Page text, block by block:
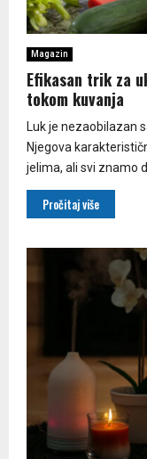
Magazin
Efikasan trik za
tokom kuvanja
Luk je nezaobilazan
Njegova
jelima, ali svi znamo
Pročitaj više